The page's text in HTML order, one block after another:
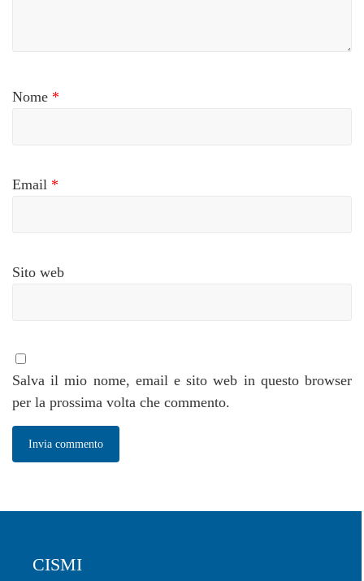
Nome *
Email *
Sito web
Salva il mio nome, email e sito web in questo browser
per la prossima volta che commento.
CISMI